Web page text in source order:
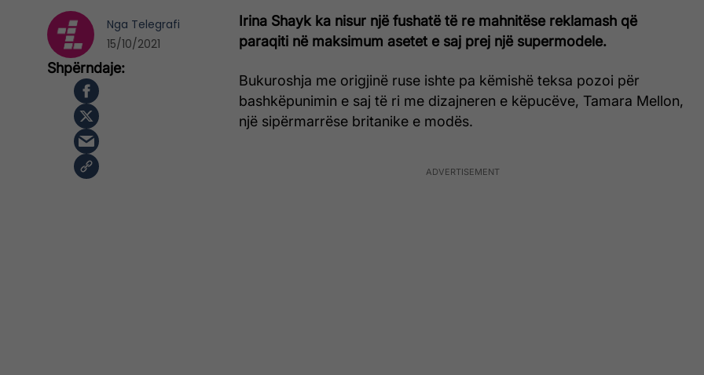
Irina Shayk ka nisur një fushatë të re mahnitëse reklamash që
paraqiti në maksimum asetet e saj prej një supermodele.
Bukuroshja me origjinë ruse ishte pa këmishë teksa pozoi për
bashkëpunimin e saj të ri me dizajneren e këpucëve, Tamara Mellon,
një sipërmarrëse britanike e modës.
Nga Telegrafi
15/10/2021